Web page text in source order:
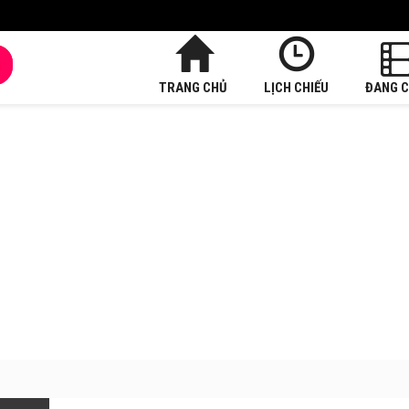
TRANG CHỦ LỊCH CHIẾU ĐANG